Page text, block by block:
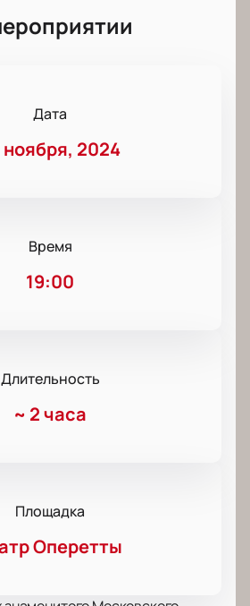
Дата
ноября, 2024
Время
19:00
Длительность
~ 2 часа
Площадка
Оперетты